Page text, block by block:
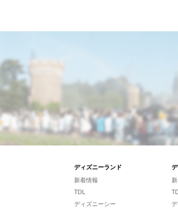
ディズニーランド
新着情報
TDL
ディズニーシー